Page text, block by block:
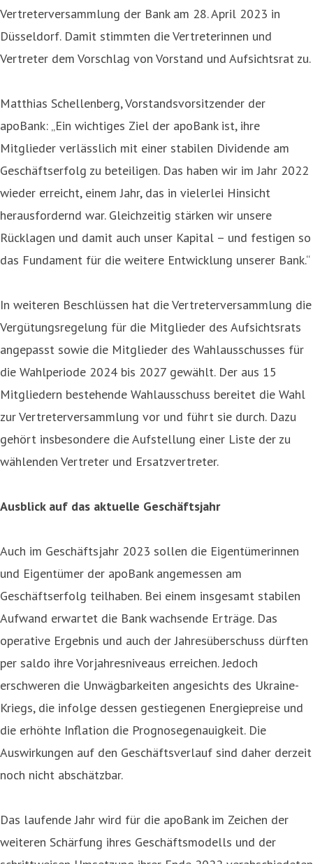
Vertreterversammlung der Bank am 28. April 2023 in
Düsseldorf. Damit stimmten die Vertreterinnen und
Vertreter dem Vorschlag von Vorstand und Aufsichtsrat zu.
Matthias Schellenberg, Vorstandsvorsitzender der
apoBank: „Ein wichtiges Ziel der apoBank ist, ihre
Mitglieder verlässlich mit einer stabilen Dividende am
Geschäftserfolg zu beteiligen. Das haben wir im Jahr 2022
wieder erreicht, einem Jahr, das in vielerlei Hinsicht
herausfordernd war. Gleichzeitig stärken wir unsere
Rücklagen und damit auch unser Kapital – und festigen so
das Fundament für die weitere Entwicklung unserer Bank.“
In weiteren Beschlüssen hat die Vertreterversammlung die
Vergütungsregelung für die Mitglieder des Aufsichtsrats
angepasst sowie die Mitglieder des Wahlausschusses für
die Wahlperiode 2024 bis 2027 gewählt. Der aus 15
Mitgliedern bestehende Wahlausschuss bereitet die Wahl
zur Vertreterversammlung vor und führt sie durch. Dazu
gehört insbesondere die Aufstellung einer Liste der zu
wählenden Vertreter und Ersatzvertreter.
Ausblick auf das aktuelle Geschäftsjahr
Auch im Geschäftsjahr 2023 sollen die Eigentümerinnen
und Eigentümer der apoBank angemessen am
Geschäftserfolg teilhaben. Bei einem insgesamt stabilen
Aufwand erwartet die Bank wachsende Erträge. Das
operative Ergebnis und auch der Jahresüberschuss dürften
per saldo ihre Vorjahresniveaus erreichen. Jedoch
erschweren die Unwägbarkeiten angesichts des Ukraine-
Kriegs, die infolge dessen gestiegenen Energiepreise und
die erhöhte Inflation die Prognosegenauigkeit. Die
Auswirkungen auf den Geschäftsverlauf sind daher derzeit
noch nicht abschätzbar.
Das laufende Jahr wird für die apoBank im Zeichen der
weiteren Schärfung ihres Geschäftsmodells und der